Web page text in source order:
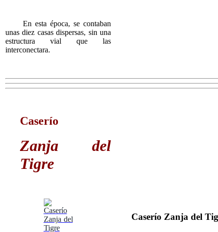
En esta época, se contaban
unas diez casas dispersas, sin una
estructura vial que las
interconectara.
Caserío
Zanja del
Tigre
Caserío Zanja del